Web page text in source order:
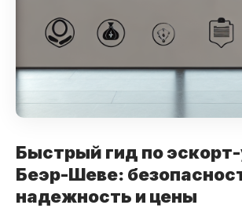
Быстрый гид по
Беэр-Шеве:
надежность и цены